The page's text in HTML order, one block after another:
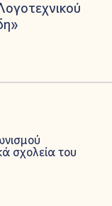
σχολεία του